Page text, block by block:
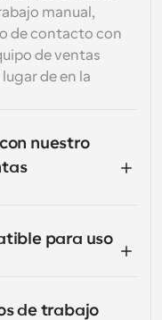
manual,
de contacto con
de ventas
de en la
nuestro
para uso
de trabajo